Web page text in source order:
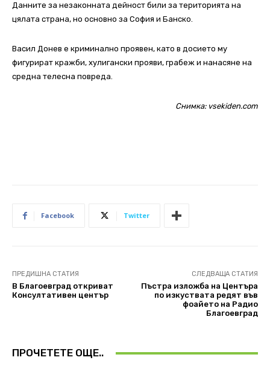
Данните за незаконната дейност били за територията на
цялата страна, но основно за София и Банско.
Васил Донев е криминално проявен, като в досието му
фигурират кражби, хулигански прояви, грабеж и нанасяне на
средна телесна повреда.
Снимка: vsekiden.com
Facebook Twitter
ПРЕДИШНА СТАТИЯ
В Благоевград откриват
Консултативен център
СЛЕДВАЩА СТАТИЯ
Пъстра изложба на Центъра
по изкуствата редят във
фоайето на Радио
Благоевград
ПРОЧЕТЕТЕ ОЩЕ..